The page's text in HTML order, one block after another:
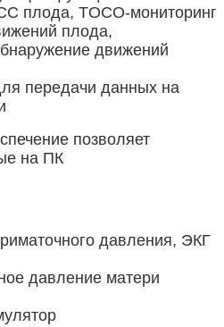
плода, TOCO-мониторинг
плода,
движений
передачи данных на
позволяет
на ПК
давления, ЭКГ
давление матери